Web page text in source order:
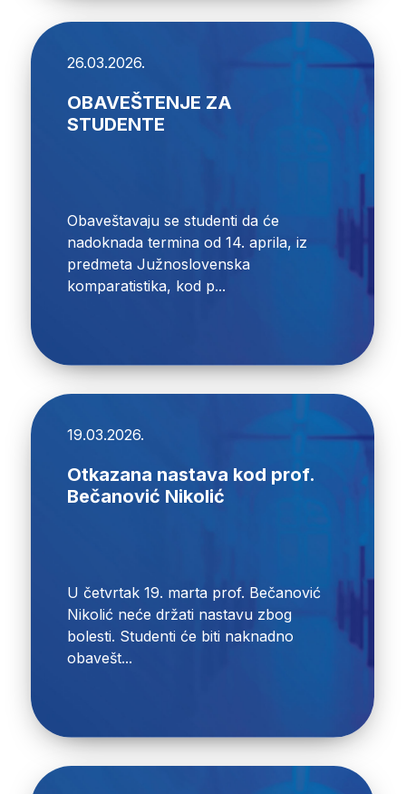
26.03.2026.
OBAVEŠTENJE ZA
STUDENTE
Obaveštavaju se studenti da će
nadoknada termina od 14. aprila, iz
predmeta Južnoslovenska
komparatistika, kod p...
19.03.2026.
Otkazana nastava kod prof.
Bečanović Nikolić
U četvrtak 19. marta prof. Bečanović
Nikolić neće držati nastavu zbog
bolesti. Studenti će biti naknadno
obavešt...